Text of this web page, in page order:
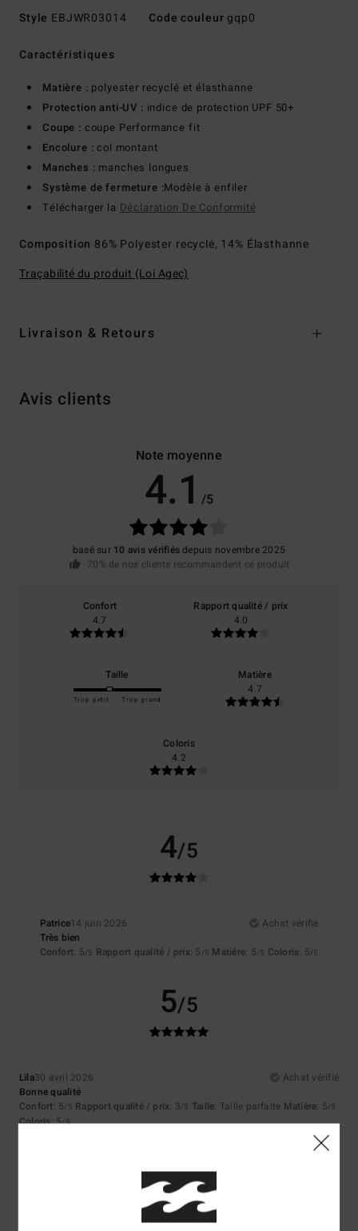
Style EBJWR03014 Code couleur gqp0
Caractéristiques
Matière : polyester recyclé et élasthanne
Protection anti-UV : indice de protection UPF 50+
Coupe : coupe Performance fit
Encolure :col montant
Manches : manches longues
Système de fermeture :Modèle à enfiler
Télécharger la Déclaration De Conformité
Composition 86% Polyester recyclé, 14% Élasthanne
Traçabilité du produit (Loi Agec)
Livraison & Retours
Avis clients
Note moyenne
4.1 /5
basé sur 10 avis vérifiésdepuis novembre 2025
70% de nos clients recommandent ce produit
Confort
4.7
Rapport qualité / prix
4.0
Taille
Trop petit Trop grand
Matière
4.7
Coloris
4.2
4/5
Patrice14 juin 2026
Achat vérifié
Très bien
Confort: 5/5 Rapport qualité / prix: 5 /5 Matière: 5/5 Coloris: 5/5
5/5
Lila30 avril 2026
Achat vérifié
Bonne qualité
Confort: 5/5 Rapport qualité / prix: 3/5 Taille: Taille parfaite Matière: 5/5
Coloris: 5/5
5/5